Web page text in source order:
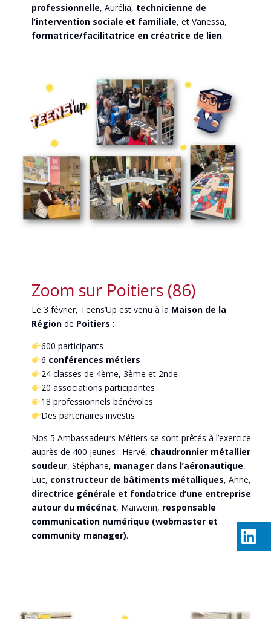
professionnelle, Aurélia, technicienne de
l’intervention sociale et familiale, et Vanessa,
formatrice/facilitatrice en créatrice de lien.
Zoom sur Poitiers (86)
Le 3 février, Teens’Up est venu à la Maison de la
Régionde Poitiers :
600 participants
6 conférences métiers
24 classes de 4ème, 3ème et 2nde
20 associations participantes
18 professionnels bénévoles
Des partenaires investis
Nos 5 Ambassadeurs Métiers se sont prêtés à l’exercice
auprès de 400 jeunes : Hervé, chaudronnier métallier
soudeur, Stéphane, manager dans l’aéronautique,
Luc, constructeur de bâtiments métalliques, Anne,
directrice générale et fondatrice d’une entreprise
autour du mécénat, Maïwenn, responsable
communication numérique (webmaster et
community manager).